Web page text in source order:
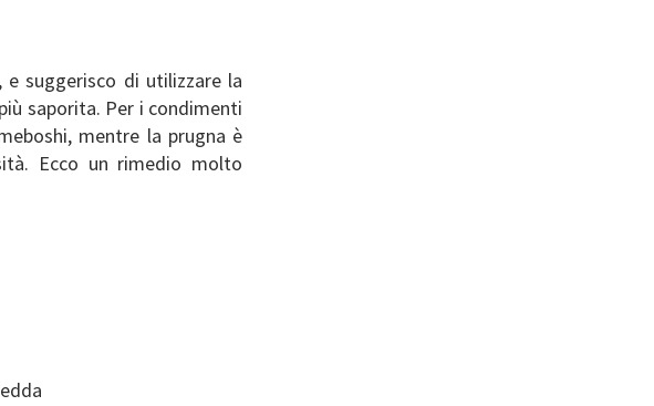
suggerisco di utilizzare la
saporita. Per i condimenti
mentre la prugna è
Ecco un rimedio molto